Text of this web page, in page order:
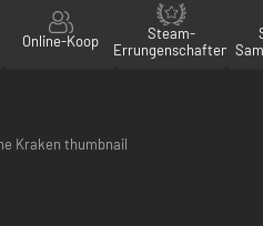
Online-Koop
Steam-
Errungenschaften